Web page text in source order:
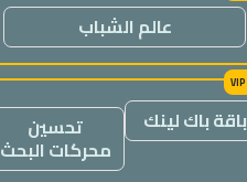
عالم الشباب
باقة باك لينك تحسين
محركات البحث